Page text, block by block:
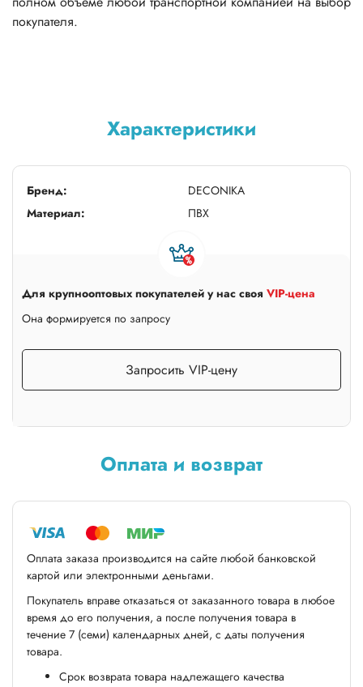
покупателя.
Характеристики
Бренд:
DECONIKA
Материал:
ПВХ
Для крупнооптовых покупателей у нас своя VIP-цена
Она формируется по запросу
Запросить VIP-цену
Оплата и возврат
Оплата заказа производится на сайте любой банковской
картой или электронными деньгами.
Покупатель вправе отказаться от заказанного товара в любое
время до его получения, а после получения товара в
течение 7 (семи) календарных дней, с даты получения
товара.
Срок возврата товара надлежащего качества